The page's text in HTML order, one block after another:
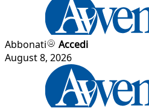
Abbonati
Accedi
August 8, 2026